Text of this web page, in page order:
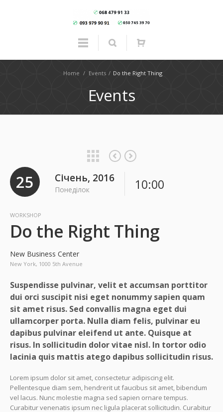
Home / Events / Do the Right Thing
Events
25 Січень, 2016
Понеділок 10:00
WORKSHOP
Do the Right Thing
New Business Center
New York, 1000 5th Avenue
Suspendisse pulvinar, velit et accumsan porttitor
dui orci suscipit nisi eget nonummy sapien quam
sit amet risus. Sed convallis magna eget dui
ullamcorper porta. Nulla diam felis, pulvinar eu
dapibus pulvinar eleifend ut ante. Quisque at
risus. In sollicitudin dolor vitae nisl. In tortor odio
lacinia quis mattis atego dapibus sollicitudin risus.
Lorem ipsum dolor sit amet, consectetur adipiscing elit.
Pellentesque diam sem, hendrerit ut faucibus sit amet, bibendum
vel lacus. Nunc molestie magna sed sapien ornare tempus.
Curabitur venenatis ipsum nec ligula placerat sollicitudin. Curabitur